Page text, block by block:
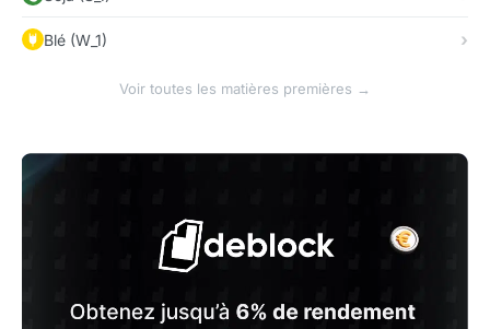
Blé (W_1)
Voir toutes les matières premières →